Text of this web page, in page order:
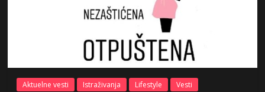
Aktuelne vesti Istraživanja Lifestyle Vesti